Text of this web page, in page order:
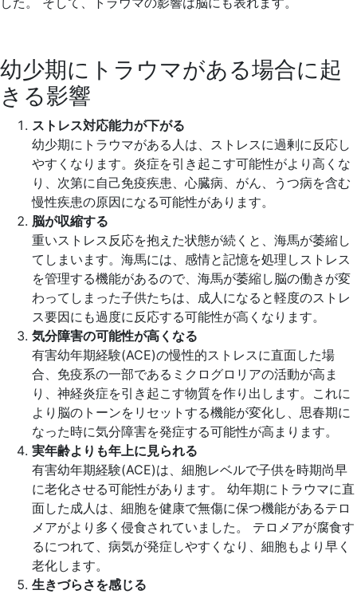
幼少期にトラウマがある場合に起
きる影響
ストレス対応能力が下がる
幼少期にトラウマがある人は、ストレスに過剰に反応し
やすくなります。炎症を引き起こす可能性がより高くな
り、次第に自己免疫疾患、心臓病、がん、うつ病を含む
慢性疾患の原因になる可能性があります。
脳が収縮する
重いストレス反応を抱えた状態が続くと、海馬が萎縮し
てしまいます。海馬には、感情と記憶を処理しストレス
を管理する機能があるので、海馬が萎縮し脳の働きが変
わってしまった子供たちは、成人になると軽度のストレ
ス要因にも過度に反応する可能性が高くなります。
気分障害の可能性が高くなる
有害幼年期経験(ACE)の慢性的ストレスに直面した場
合、免疫系の一部であるミクログロリアの活動が高ま
り、神経炎症を引き起こす物質を作り出します。これに
より脳のトーンをリセットする機能が変化し、思春期に
なった時に気分障害を発症する可能性が高まります。
実年齢よりも年上に見られる
有害幼年期経験(ACE)は、細胞レベルで子供を時期尚早
に老化させる可能性があります。 幼年期にトラウマに直
面した成人は、細胞を健康で無傷に保つ機能があるテロ
メアがより多く侵食されていました。 テロメアが腐食す
るにつれて、病気が発症しやすくなり、細胞もより早く
老化します。
生きづらさを感じる